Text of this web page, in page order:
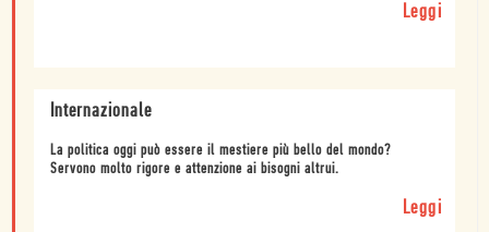
Leggi
Internazionale
La politica oggi può essere il mestiere più bello del mondo?
Servono molto rigore e attenzione ai bisogni altrui.
Leggi